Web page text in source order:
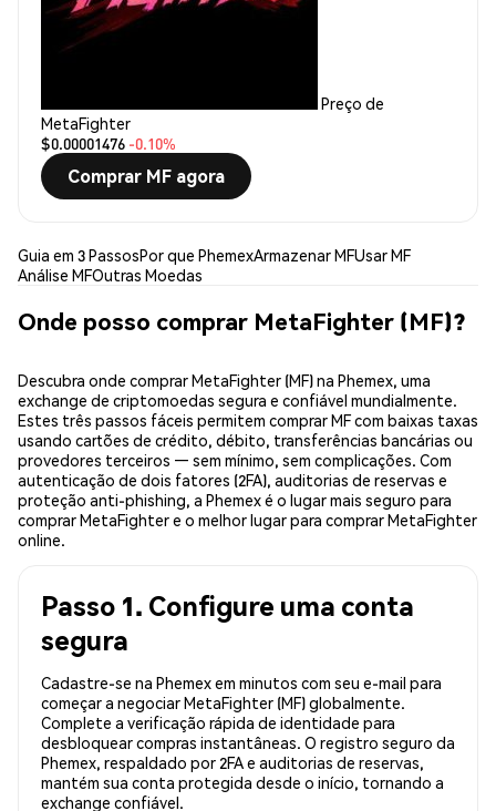
Preço de
MetaFighter
$0.00001476 -0.10%
Comprar MF agora
Guia em 3 PassosPor que PhemexArmazenar MFUsar MF
Análise MFOutras Moedas
Onde posso comprar MetaFighter (MF)?
Descubra onde comprar MetaFighter (MF) na Phemex, uma
exchange de criptomoedas segura e confiável mundialmente.
Estes três passos fáceis permitem comprar MF com baixas taxas
usando cartões de crédito, débito, transferências bancárias ou
provedores terceiros — sem mínimo, sem complicações. Com
autenticação de dois fatores (2FA), auditorias de reservas e
proteção anti-phishing, a Phemex é o lugar mais seguro para
comprar MetaFighter e o melhor lugar para comprar MetaFighter
online.
Passo 1. Configure uma conta
segura
Cadastre-se na Phemex em minutos com seu e-mail para
começar a negociar MetaFighter (MF) globalmente.
Complete a verificação rápida de identidade para
desbloquear compras instantâneas. O registro seguro da
Phemex, respaldado por 2FA e auditorias de reservas,
mantém sua conta protegida desde o início, tornando a
exchange confiável.